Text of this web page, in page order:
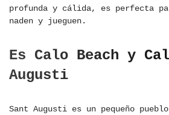
profunda y cálida, es perfecta
naden y jueguen.
Es Calo Beach y
Augusti
Sant Augusti es un pequeño